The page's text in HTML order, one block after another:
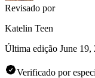
Revisado por
Katelin Teen
Última edição June 19,
Verificado por